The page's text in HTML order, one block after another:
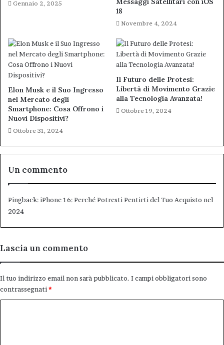
Gennaio 2, 2025
18
Novembre 4, 2024
Elon Musk e il Suo Ingresso
nel Mercato degli
Smartphone: Cosa Offrono i
Nuovi Dispositivi?
Ottobre 31, 2024
Il Futuro delle Protesi:
Libertà di Movimento Grazie
alla Tecnologia Avanzata!
Ottobre 19, 2024
Un commento
Pingback:iPhone 16: Perché Potresti Pentirti del Tuo Acquisto nel
2024
Lascia un commento
Il tuo indirizzo email non sarà pubblicato. I campi obbligatori sono
contrassegnati *